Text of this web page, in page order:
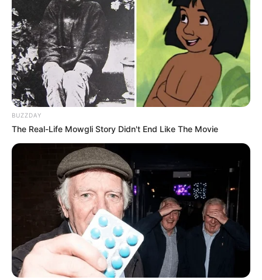
BUZZDAY
The Real-Life Mowgli Story Didn't End Like The Movie